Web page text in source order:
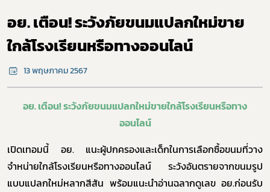
อย. เตือน! ระวังภัยขนมแปลกใหม่ขาย
ใกล้โรงเรียนหรือทางออนไลน์
13 พฤษภาคม 2567
อย. เตือน!ระวังภัยขนมแปลกใหม่ขายใกล้โรงเรียนหรือทาง
ออนไลน์
เปิดเทอมนี้ อย. แนะผู้ปกครองและเด็กในการเลือกซื้อขนมที่วาง
จำหน่ายใกล้โรงเรียนหรือทางออนไลน์ ระวังอันตรายจากขนมรูป
แบบแปลกใหม่หลากสีสัน พร้อมแนะนำอ่านฉลากดูเลข อย.ก่อนรับ